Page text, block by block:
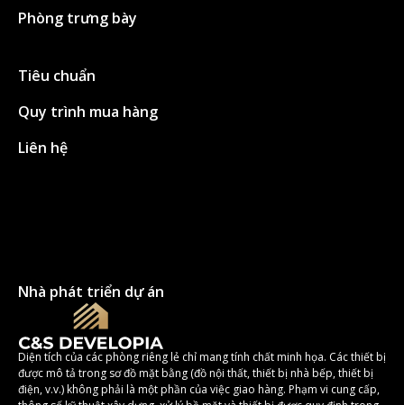
Phòng trưng bày
Tiêu chuẩn
Quy trình mua hàng
Liên hệ
Diện tích của các phòng riêng lẻ chỉ mang tính chất minh họa. Các thiết bị
được mô tả trong sơ đồ mặt bằng (đồ nội thất, thiết bị nhà bếp, thiết bị
điện, v.v.) không phải là một phần của việc giao hàng. Phạm vi cung cấp,
Nhà phát triển dự án